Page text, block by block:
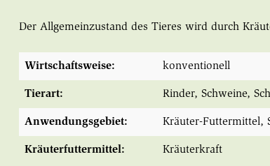
Der Allgemeinzustand des Tieres wird durch
Wirtschaftsweise: konventionell
Tierart: Rinder, Schweine,
Anwendungsgebiet: Kräuter-Futtermittel,
Kräuterfuttermittel: Kräuterkraft